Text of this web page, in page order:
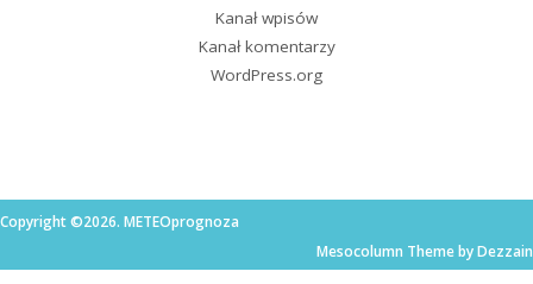
Kanał wpisów
Kanał komentarzy
WordPress.org
Copyright ©2026. METEOprognoza
Mesocolumn Theme by Dezzain